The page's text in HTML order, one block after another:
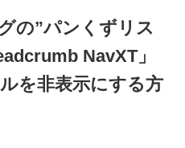
の”パンくずリス
NavXT」
を非表示にする方